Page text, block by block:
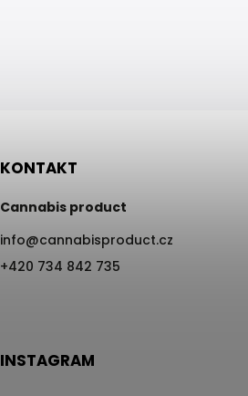
KONTAKT
Cannabis product
info@cannabisproduct.cz
+420 734 842 735
INSTAGRAM